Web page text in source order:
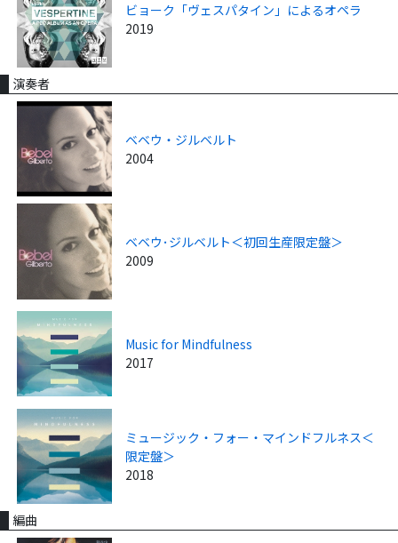
ビョーク「ヴェスパタイン」によるオペラ
2019
演奏者
ベベウ・ジルベルト
2004
ベベウ･ジルベルト＜初回生産限定盤＞
2009
Music for Mindfulness
2017
ミュージック・フォー・マインドフルネス＜
限定盤＞
2018
編曲